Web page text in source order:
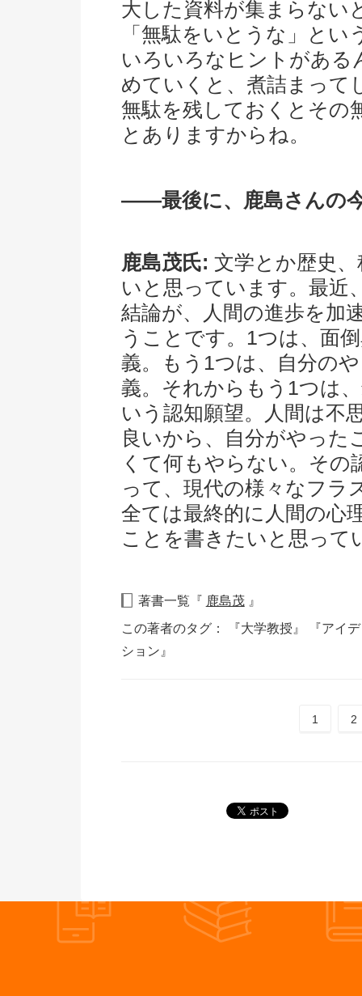
大した資料が集まらない
「無駄をいとうな」と
いろいろなヒントがある
めていくと、煮詰まって
無駄を残しておくとその
とありますからね。
――最後に、鹿島さんの
鹿島茂氏: 文学とか歴史
いと思っています。最近
結論が、人間の進歩を加
うことです。1つは、面
義。もう1つは、自分の
義。それからもう1つは
いう認知願望。人間は不
良いから、自分がやった
くて何もやらない。その
って、現代の様々なフラ
全ては最終的に人間の心
ことを書きたいと思って
著書一覧『 鹿島茂』
この著者のタグ：
『大学教授』
『アイ
ション』
1 2